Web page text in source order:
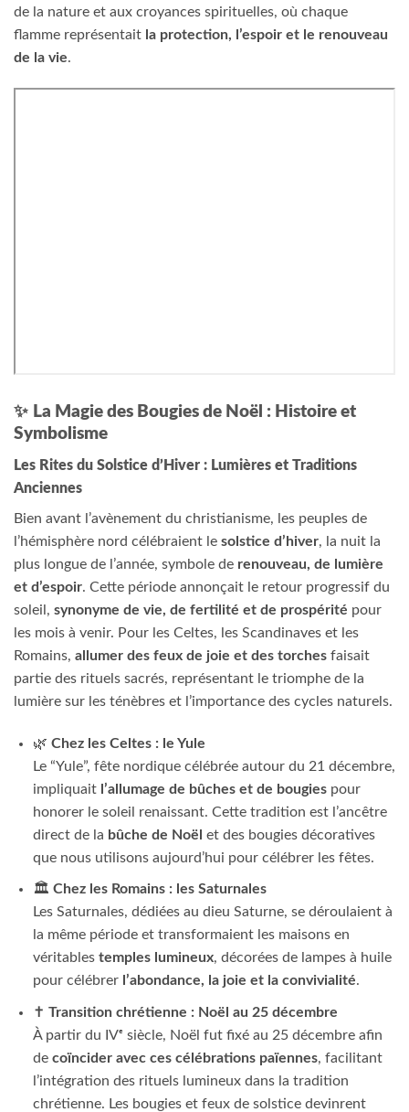
de la nature et aux croyances spirituelles, où chaque
flamme représentait la protection, l’espoir et le renouveau
de la vie.
✨ La Magie des Bougies de Noël : Histoire et
Symbolisme
Les Rites du Solstice d’Hiver : Lumières et Traditions
Anciennes
Bien avant l’avènement du christianisme, les peuples de
l’hémisphère nord célébraient le solstice d’hiver, la nuit la
plus longue de l’année, symbole de renouveau, de lumière
et d’espoir. Cette période annonçait le retour progressif du
soleil, synonyme de vie, de fertilité et de prospérité pour
les mois à venir. Pour les Celtes, les Scandinaves et les
Romains, allumer des feux de joie et des torches faisait
partie des rituels sacrés, représentant le triomphe de la
lumière sur les ténèbres et l’importance des cycles naturels.
🌿 Chez les Celtes : le Yule
Le “Yule”, fête nordique célébrée autour du 21 décembre,
impliquait l’allumage de bûches et de bougiespour
honorer le soleil renaissant. Cette tradition est l’ancêtre
direct de la bûche de Noël et des bougies décoratives
que nous utilisons aujourd’hui pour célébrer les fêtes.
🏛️ Chez les Romains : les Saturnales
Les Saturnales, dédiées au dieu Saturne, se déroulaient à
la même période et transformaient les maisons en
véritables temples lumineux, décorées de lampes à huile
pour célébrer l’abondance, la joie et la convivialité.
✝️ Transition chrétienne : Noël au 25 décembre
À partir du IVᵉ siècle, Noël fut fixé au 25 décembre afin
de coïncider avec ces célébrations païennes, facilitant
l’intégration des rituels lumineux dans la tradition
chrétienne. Les bougies et feux de solstice devinrent